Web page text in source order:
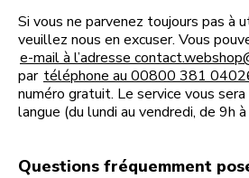
Si vous ne parvenez toujours pas à
veuillez nous en excuser. Vous
e-mail à l’adresse
par téléphone au 00800 381
numéro gratuit. Le service vous
langue (du lundi au vendredi, de 9h
Questions fréquemment